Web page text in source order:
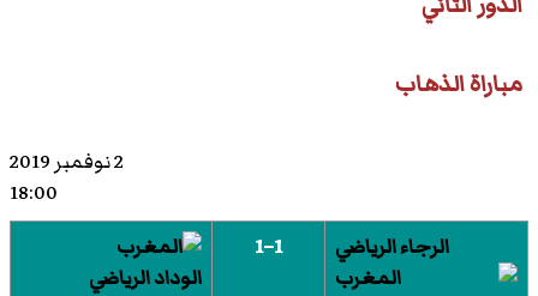
مباراة الذهاب
2 نوفمبر 2019
18:00
الرجاء الرياضي
1–1
الوداد الرياضي